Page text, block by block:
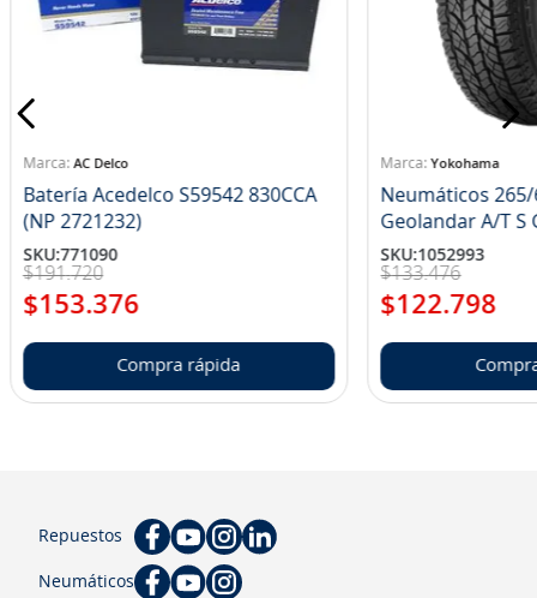
AC Delco
Batería Acedelco S59542 830CCA
(NP 2721232)
SKU:771090
$191.720
$153.376
Compra rápida
Yokohama
Neumáticos 265/
SKU:1052993
$133.476
$122.798
Repuestos
Neumáticos